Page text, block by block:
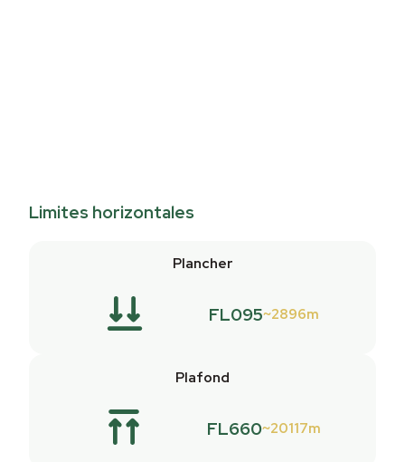
Limites horizontales
Plancher
FL095 2896m
Plafond
FL660 20117m